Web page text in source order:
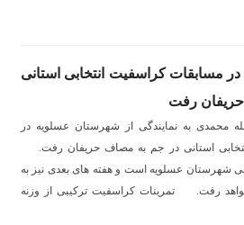
مسابقات كراسفيت انتخابى استانى
رفت
محمدى به نمايندگى از شهرستان عسلويه در
استانى در جم به مصاف حريفان رفت.
شهرستان عسلويه است و هفته هاى بعدى نيز به
رفت. تمرينات كراسفيت تركيبى از وزنه